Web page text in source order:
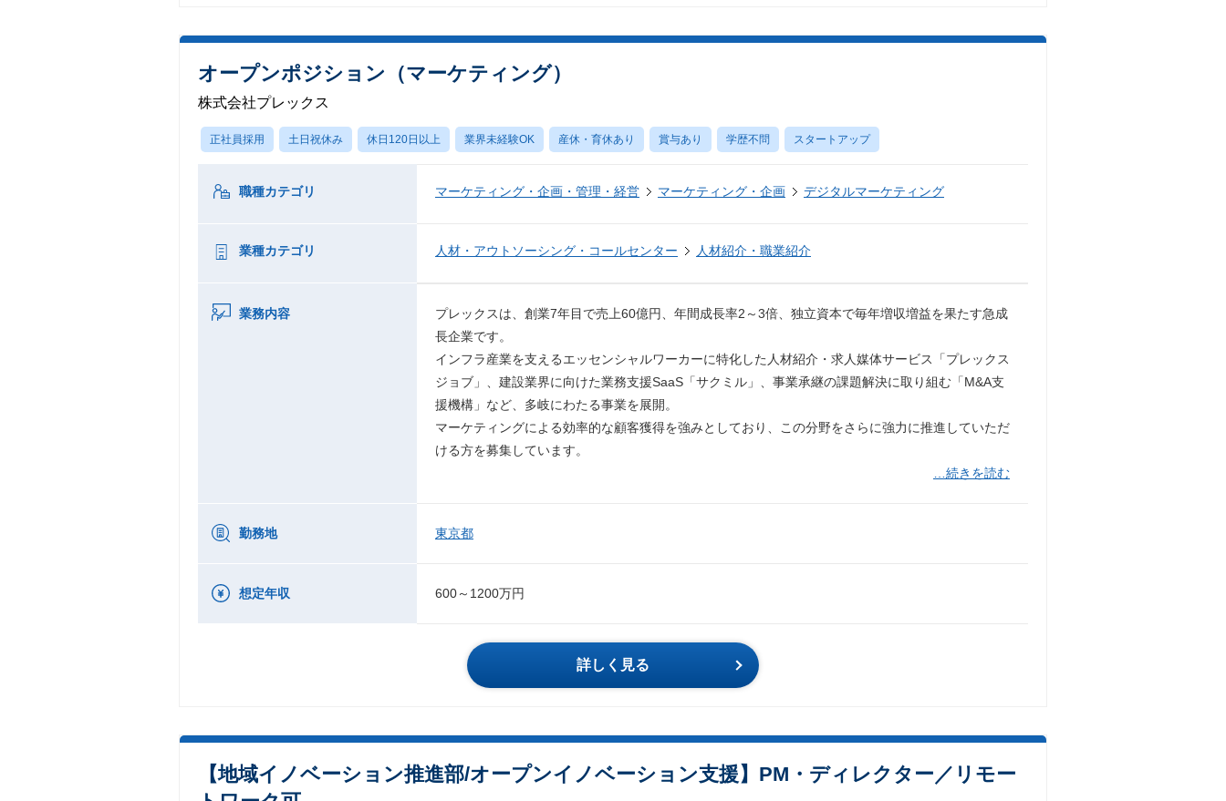
オープンポジション（マーケティング）
株式会社プレックス
正社員採用 土日祝休み 休日120日以上 業界未経験OK 産休・育休あり 賞与あり 学歴不問 スタートアップ
職種カテゴリ マーケティング・企画・管理・経営 マーケティング・企画 デジタルマーケティング
業種カテゴリ 人材・アウトソーシング・コールセンター 人材紹介・職業紹介
業務内容
プレックスは、創業7年目で売上60億円、年間成長率2～3倍、独立資本で毎年増収増益を果たす急成
長企業です。
インフラ産業を支えるエッセンシャルワーカーに特化した人材紹介・求人媒体サービス「プレックス
ジョブ」、建設業界に向けた業務支援SaaS「サクミル」、事業承継の課題解決に取り組む「M&A支
援機構」など、多岐にわたる事業を展開。
マーケティングによる効率的な顧客獲得を強みとしており、この分野をさらに強力に推進していただ
ける方を募集しています。
…続きを読む
勤務地 東京都
想定年収 600～1200万円
詳しく見る
【地域イノベーション推進部/オープンイノベーション支援】PM・ディレクター／リモー